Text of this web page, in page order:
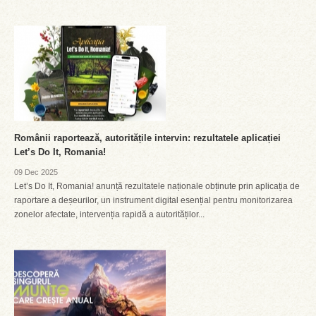
Românii raportează, autoritățile intervin: rezultatele aplicației
Let’s Do It, Romania!
09 Dec 2025
Let’s Do It, Romania! anunță rezultatele naționale obținute prin aplicația de
raportare a deșeurilor, un instrument digital esențial pentru monitorizarea
zonelor afectate, intervenția rapidă a autorităților...